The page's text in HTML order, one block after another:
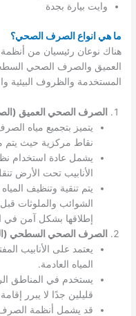
وايت بيارة بجدة
ما هي انواع الصرف الصحي؟
هناك نوعان رئيسيان من
العميق والصرف الصحي
المستخدمة والظروف البيئية
الصرف الصحي العميق
يتميز بتجميع مياه
نقاط مركزية حيث يتم
يشمل عادة استخدام
الأنابيب تحت الأرض
يتم تنقية وتنظيف
الشوائب والملوثات قبل
إطلاقها بشكل آمن في
الصرف الصحي السطحي
يعتمد على الأنابيب
المياه العادمة.
يستخدم في المناطق
قليلين جدًا لا يبرر
قد يشمل أنظمة